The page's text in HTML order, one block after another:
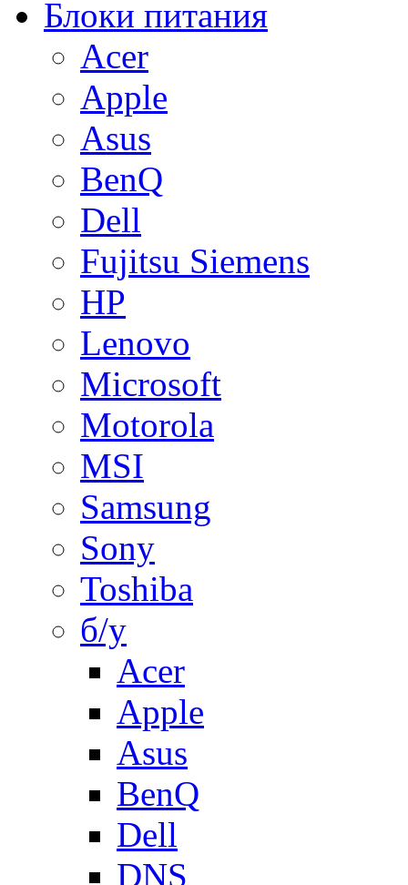
Блоки питания
Acer
Apple
Asus
BenQ
Dell
Fujitsu Siemens
HP
Lenovo
Microsoft
Motorola
MSI
Samsung
Sony
Toshiba
б/у
Acer
Apple
Asus
BenQ
Dell
DNS